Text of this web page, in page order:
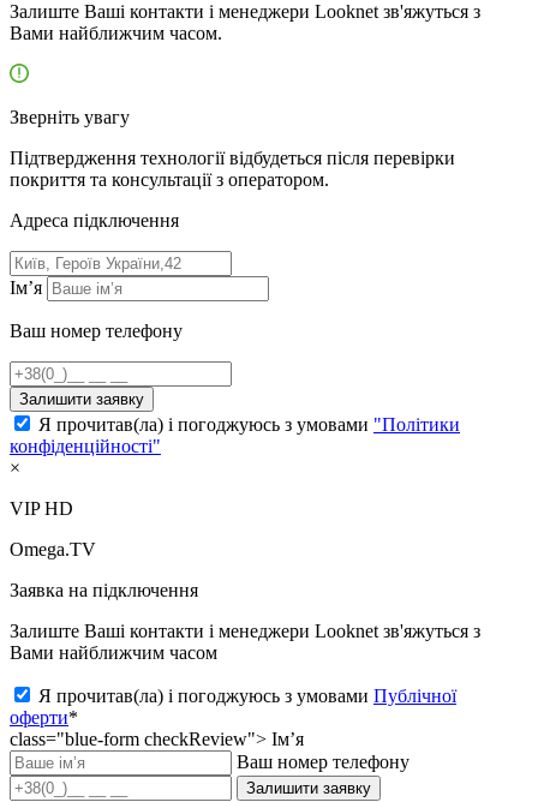
Залиште Ваші контакти і менеджери Looknet зв'яжуться з
Вами найближчим часом.
Зверніть увагу
Підтвердження технології відбудеться після перевірки
покриття та консультації з оператором.
Адресa підключення
Ім’я
Ваш номер телефону
Залишити заявку
Я прочитав(ла) і погоджуюсь з умовами "Політики
конфіденційності"
×
VIP HD
Omega.TV
Заявка на підключення
Залиште Ваші контакти і менеджери Looknet зв'яжуться з
Вами найближчим часом
Я прочитав(ла) і погоджуюсь з умовами Публічної
оферти*
class="blue-form checkReview"> Ім’я
Ваш номер телефону
Залишити заявку